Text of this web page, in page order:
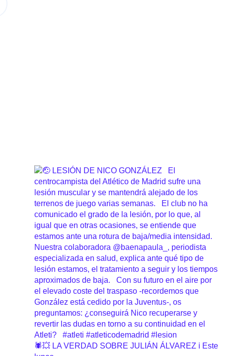
🕷️💥 LA VERDAD SOBRE JULIÁN ÁLVAREZ ℹ️ Este